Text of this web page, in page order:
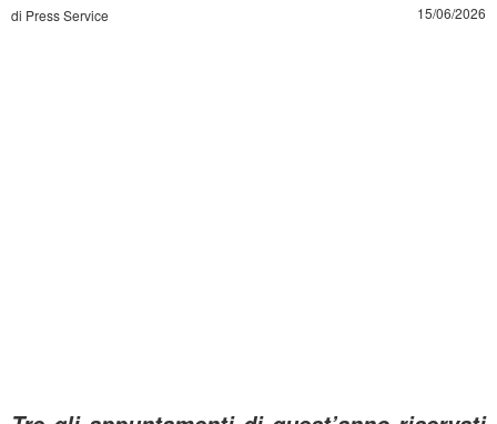
di Press Service 15/06/2026